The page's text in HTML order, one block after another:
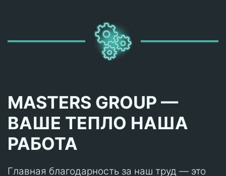
MASTERS GROUP —
ВАШЕ ТЕПЛО НАША
РАБОТА
Главная благодарность за наш труд — это